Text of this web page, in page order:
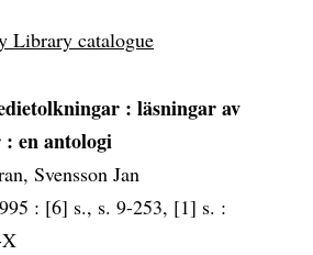
Library catalogue
: läsningar av
: en antologi
Svensson Jan
: [6] s., s. 9-253, [1] s. :